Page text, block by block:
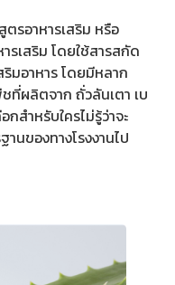
รอาหารเสริม หรือ
รเสริม โดยใช้สารสกัด
มอาหาร โดยมีหลาก
ที่ผลิตจาก ถั่วลันเตา เบ
กสำหรับใครไม่รู้ว่าจะ
นของทางโรงงานไป